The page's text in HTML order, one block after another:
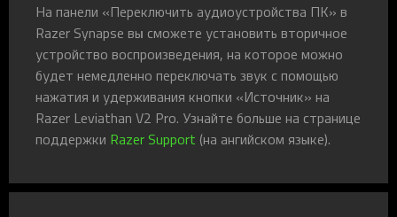
На панели «Переключить аудиоустройства ПК» в
Razer Synapse вы сможете установить вторичное
устройство воспроизведения, на которое можно
будет немедленно переключать звук с помощью
нажатия и удерживания кнопки «Источник» на
Razer Leviathan V2 Pro. Узнайте больше на странице
поддержки Razer Support (на ангийском языке).